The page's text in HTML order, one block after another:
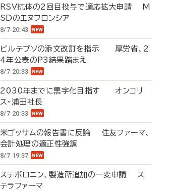
RSV抗体の2回目投与で適応拡大申請 M
SDのエヌフロンシア
8/7 20:43
ビルテプソの添文改訂を指示 厚労省、2
4年公表のP3結果踏まえ
8/7 20:33
2030年までに黒字化目指す オンコリ
ス・浦田社長
8/7 20:33
米ゴッサムの報告書に反論 住友ファーマ、
会計処理の適正性強調
8/7 19:37
ステボロニン、製造所追加の一変申請 ス
テラファーマ